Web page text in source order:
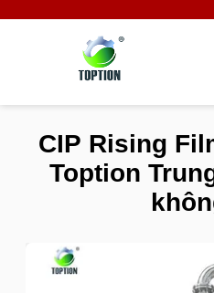
CIP Rising
Toption